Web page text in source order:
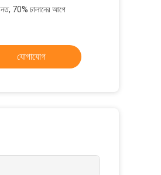
70% চালানের আগে
যোগাযোগ